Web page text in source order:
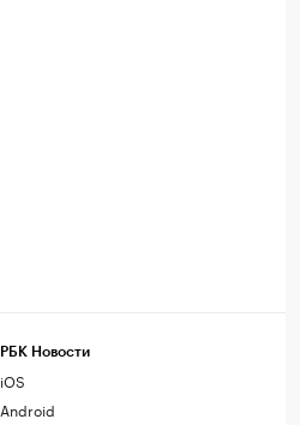
РБК Новости
iOS
Android